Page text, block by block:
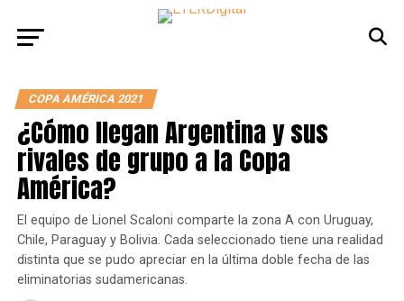
COPA AMÉRICA 2021
¿Cómo llegan Argentina y sus
rivales de grupo a la Copa
América?
El equipo de Lionel Scaloni comparte la zona A con Uruguay,
Chile, Paraguay y Bolivia. Cada seleccionado tiene una realidad
distinta que se pudo apreciar en la última doble fecha de las
eliminatorias sudamericanas.